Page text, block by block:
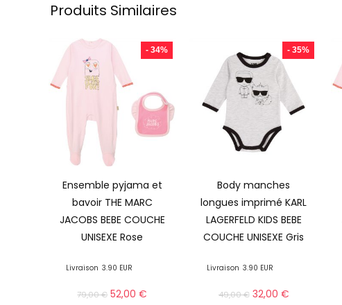
Produits Similaires
- 34%
Ensemble pyjama et
bavoir THE MARC
JACOBS BEBE COUCHE
UNISEXE Rose
Livraison 3.90 EUR
79,00€ 52,00€
- 35%
Body manches
longues imprimé KARL
LAGERFELD KIDS BEBE
COUCHE UNISEXE Gris
Livraison 3.90 EUR
49,00€ 32,00 €